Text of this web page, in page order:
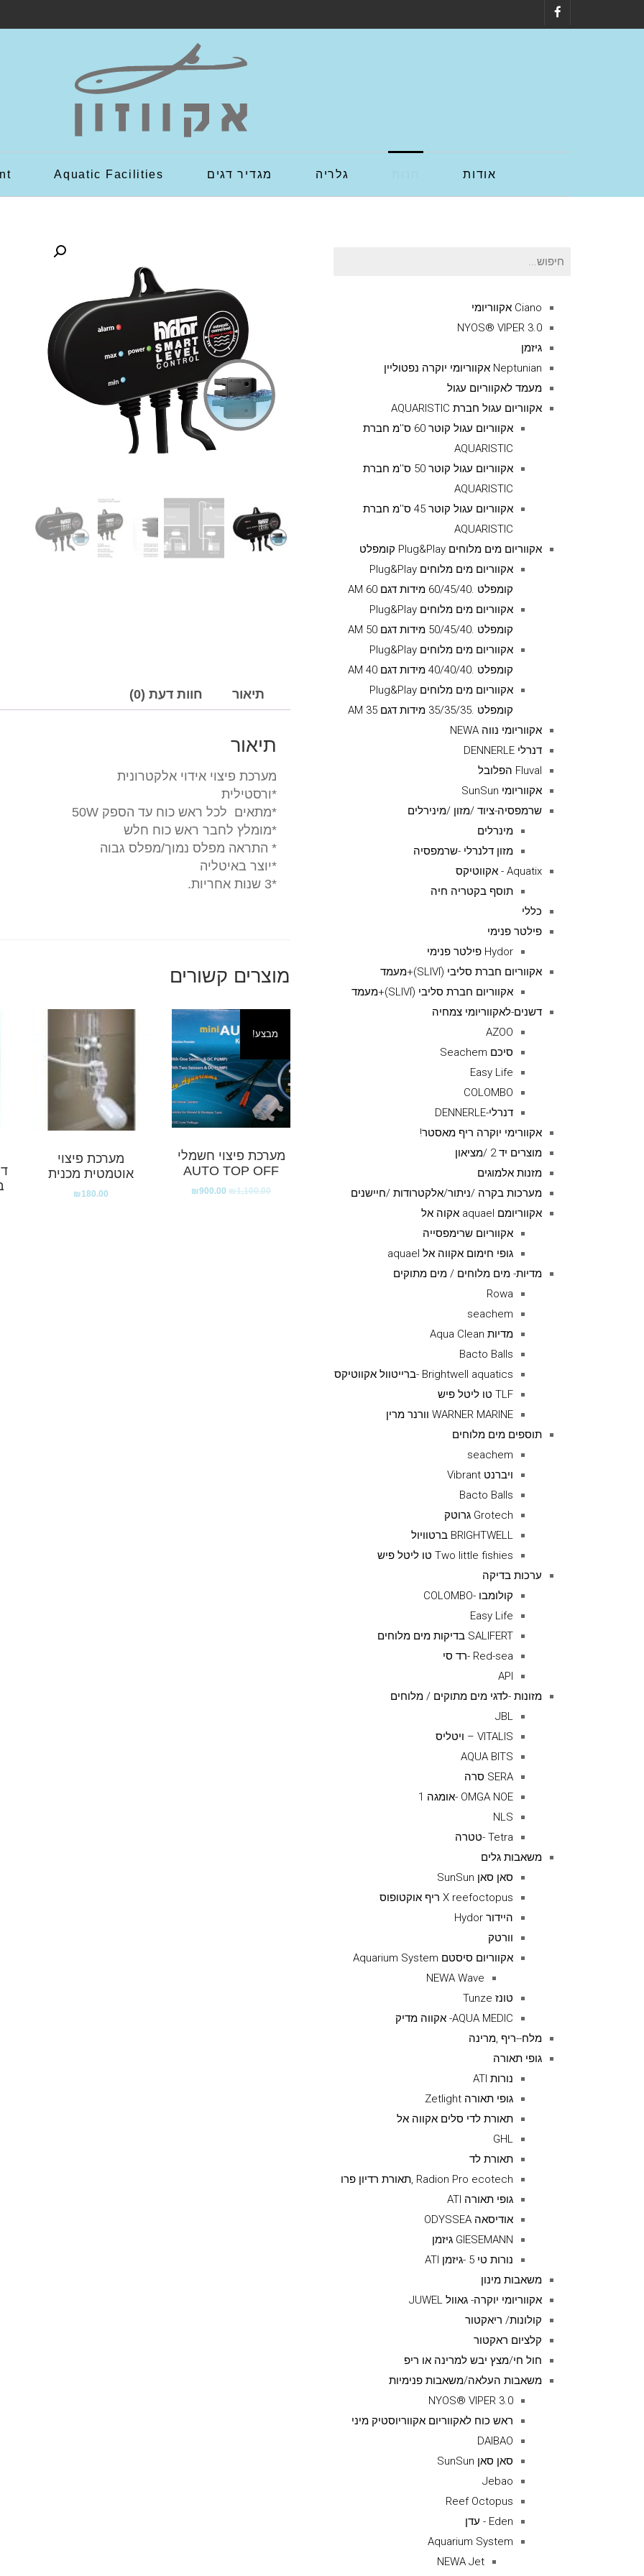
אודות גלריה מגדיר דגים Aquatic Facilities
תיאור חוות דעת (0)
תיאור
מערכת פיצוי אידוי אלקטרונית
*ורסטילית
*מתאים לכל ראש כוח עד הספק 50W
*מומלץ לחבר ראש כוח חלש
* התראה מפלס נמוך/מפלס גבוה
*יוצר באיטליה
*3 שנות אחריות.
מוצרים קשורים
מבצע!
מערכת פיצוי חשמלי
AUTO TOP OFF
₪1,100.00
₪900.00
מערכת פיצוי
אוטמטית מכנית
₪180.00
חיפוש
Ciano אקווריומי
NYOS® VIPER 3.0
גיזמן
Neptunian אקווריומי יוקרה נפטוליין
מעמד לאקווריום עגול
אקווריום עגול חברת AQUARISTIC
אקווריום עגול קוטר 60 ס''מ חברת
AQUARISTIC
אקווריום עגול קוטר 50 ס''מ חברת
AQUARISTIC
אקווריום עגול קוטר 45 ס''מ חברת
AQUARISTIC
אקווריום מים מלוחים Plug&Play קומפלט
אקווריום מים מלוחים Plug&Play
קומפלט .60/45/40 מידות דגם AM 60
אקווריום מים מלוחים Plug&Play
קומפלט .50/45/40 מידות דגם AM 50
אקווריום מים מלוחים Plug&Play
קומפלט .40/40/40 מידות דגם AM 40
אקווריום מים מלוחים Plug&Play
קומפלט .35/35/35 מידות דגם AM 35
אקווריומי נווה NEWA
דנרלי DENNERLE
Fluval הפלובל
אקווריומי SunSun
שרמפסיה-ציוד /מזון /מינירלים
מינרלים
מזון דלנרלי -שרמפסיה
Aquatix - אקווטיקס
תוסף בקטריה חיה
כללי
פילטר פנימי
Hydor פילטר פנימי
אקווריום חברת סליבי (SLIVIׂׂ)+מעמד
אקווריום חברת סליבי (SLIVIׂׂ)+מעמד
דשנים-לאקווריומי צמחיה
AZOO
סיכם Seachem
Easy Life
COLOMBO
דנרלי-DENNERLE
אקוורימי יוקרה ריף מאסטר!
מוצרים יד 2 /מציאון
מזנות אלמוגים
מערכות בקרה /ניתור/אלקטרודות /חיישנים
אקווריומם aquael אקוה אל
אקווריום שרימפסייה
גופי חימום אקווה אל aquael
מדיות- מים מלוחים / מים מתוקים
Rowa
seachem
מדיות Aqua Clean
Bacto Balls
Brightwell aquatics -ברייטוול אקווטיקס
TLF טו ליטל פיש
WARNER MARINE וורנר מרין
תוספים מים מלוחים
seachem
ויברנט Vibrant
Bacto Balls
Grotech גרוטק
BRIGHTWELL ברטוויול
Two little fishies טו ליטל פיש
ערכות בדיקה
קולומבו -COLOMBO
Easy Life
SALIFERT בדיקות מים מלוחים
Red-sea -רד סי
API
מזונות -לדגי מים מתוקים / מלוחים
JBL
VITALIS – ויטליס
AQUA BITS
SERA סרה
OMGA NOE -אומגה 1
NLS
Tetra -טטרה
משאבות גלים
סאן סאן SunSun
X reefoctopus ריף אוקטופוס
היידור Hydor
וורטק
אקווריום סיסטם Aquarium System
NEWA Wave
טונז Tunze
AQUA MEDIC- אקווה מדיק
מלח--ריף ,מרינה
גופי תאורה
נורות ATI
גופי תאורה Zetlight
תאורת לדי סלים אקווה אל
GHL
תאורת לד
Radion Pro ecotech ,תאורת רדיון פרו
גופי תאורה ATI
אודיסאה ODYSSEA
GIESEMANN גיזמן
נורות טי 5 -גיזמן ATI
משאבות מינון
אקווריומי יוקרה- גאוול JUWEL
קולונות/ ריאקטור
קלציום ראקטור
חול חי/מצץ יבש למרינה או ריפ
משאבות העלאה/משאבות פנימיות
NYOS® VIPER 3.0
ראש כוח לאקווריום אקווריוסטיק מיני
DAIBAO
סאן סאן SunSun
Jebao
Reef Octopus
Eden - עדן
Aquarium System
NEWA Jet